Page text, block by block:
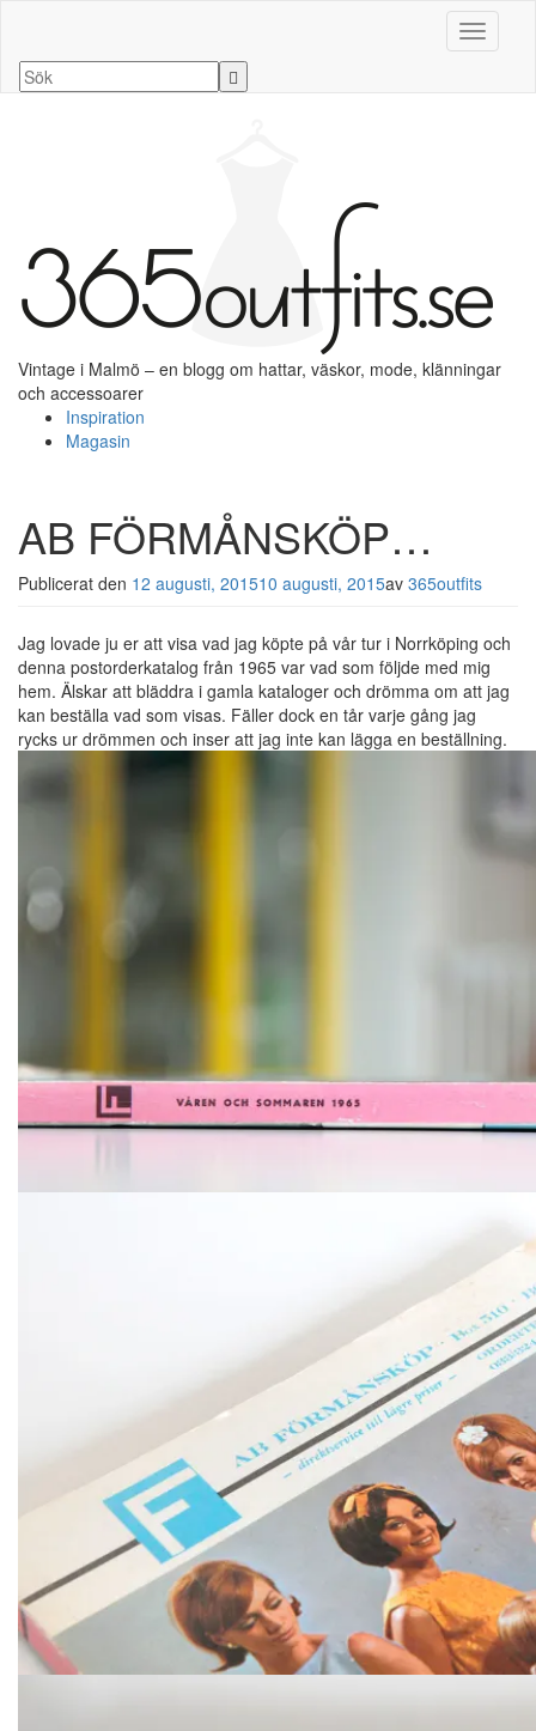
Slå på/
Vintage i Malmö – en blogg om hattar, väskor, mode, klänningar
och accessoarer
Inspiration
Magasin
AB FÖRMÅNSKÖP…
Publicerat den 12 augusti, 201510 augusti, 2015av 365outfits
Jag lovade ju er att visa vad jag köpte på vår tur i Norrköping och
denna postorderkatalog från 1965 var vad som följde med mig
hem. Älskar att bläddra i gamla kataloger och drömma om att jag
kan beställa vad som visas. Fäller dock en tår varje gång jag
rycks ur drömmen och inser att jag inte kan lägga en beställning.